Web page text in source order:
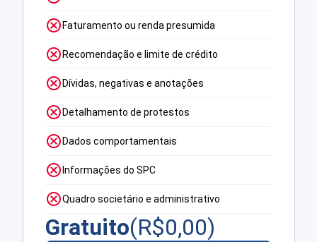
Faturamento ou renda presumida
Recomendação e limite de crédito
Dívidas, negativas e anotações
Detalhamento de protestos
Dados comportamentais
Informações do SPC
Quadro societário e administrativo
Gratuito(R$0,00)